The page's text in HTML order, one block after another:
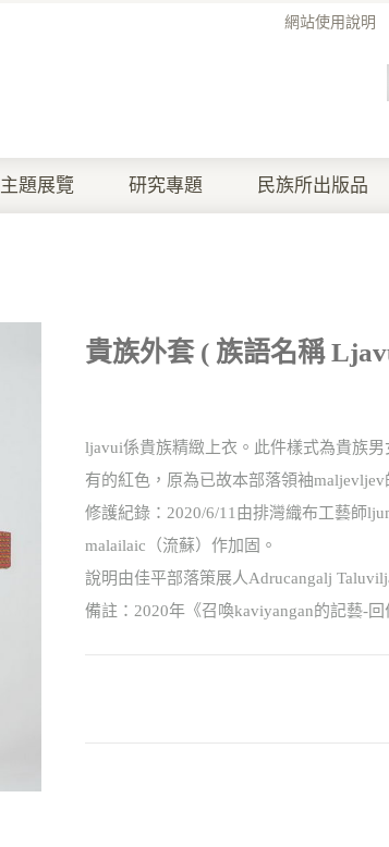
網站使用說明
主題展覽 研究專題 民族所出版品
貴族外套 ( 族語名稱
ljavui係貴族精緻上衣。此件樣式為貴族
有的紅色，原為已故本部落領袖maljevljev
修護紀錄：2020/6/11由排灣織布工藝師
malailaic（流蘇）作加固。
說明由佳平部落策展人Adrucangalj
備註：2020年《召喚kaviyangan的記藝-回